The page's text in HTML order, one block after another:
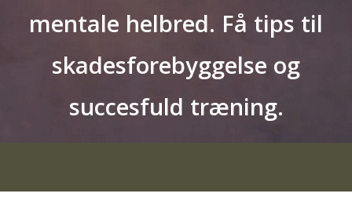
mentale helbred. Få tips til
skadesforebyggelse og
succesfuld træning.